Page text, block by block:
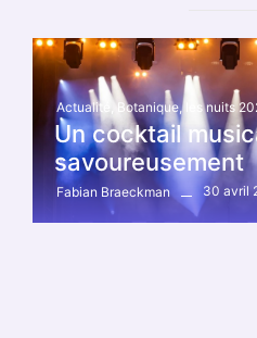
Actualité Botanique, les nuits
Un cocktail
savoureusement
Fabian Braeckman 30 avril